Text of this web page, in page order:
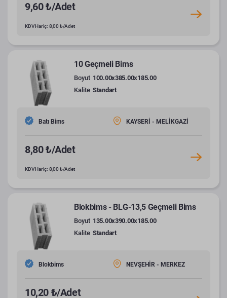
9,60 ₺/Adet
KDV Hariç: 8,00 ₺/Adet
10 Geçmeli Bims
Boyut 100.00x385.00x185.00
Kalite Standart
Batı Bims KAYSERİ - MELİKGAZİ
8,80 ₺/Adet
KDV Hariç: 8,00 ₺/Adet
Blokbims - BLG-13,5 Geçmeli Bims
Boyut 135.00x390.00x185.00
Kalite Standart
Blokbims NEVŞEHİR - MERKEZ
10,20 ₺/Adet